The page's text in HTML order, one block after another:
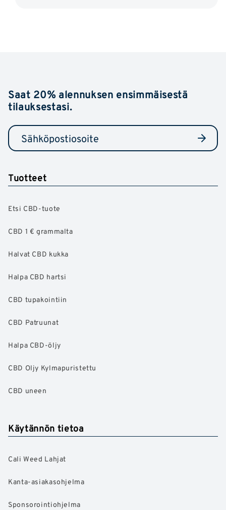
Saat 20% alennuksen ensimmäisestä
tilauksestasi.
Tuotteet
Etsi CBD-tuote
CBD 1 € grammalta
Halvat CBD kukka
Halpa CBD hartsi
CBD tupakointiin
CBD Patruunat
Halpa CBD-öljy
CBD Oljy Kylmapuristettu
CBD uneen
Käytännön tietoa
Cali Weed Lahjat
Kanta-asiakasohjelma
Sponsorointiohjelma